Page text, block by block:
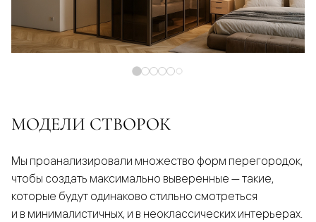
МОДЕЛИ СТВОРОК
Мы проанализировали множество форм перегородок,
чтобы создать максимально выверенные — такие,
которые будут одинаково стильно смотреться
и в минималистичных, и в неоклассических интерьерах.